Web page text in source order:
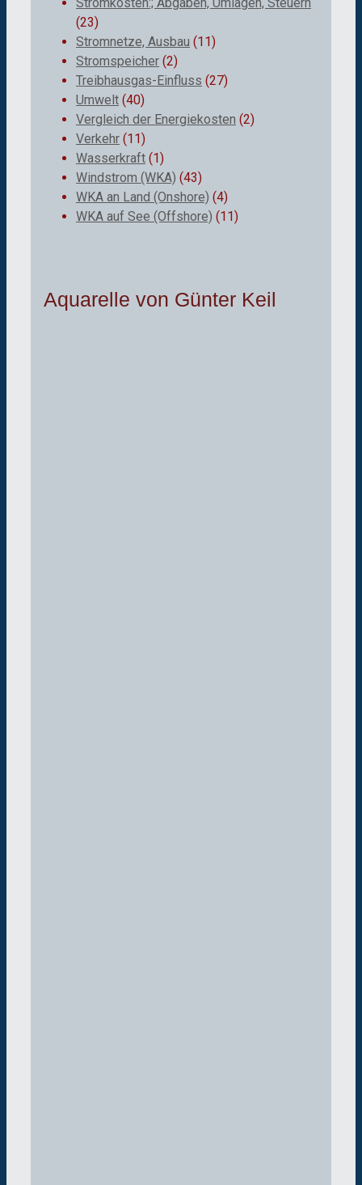
(23)
Stromnetze, Ausbau (11)
Stromspeicher (2)
Treibhausgas-Einfluss (27)
Umwelt (40)
Vergleich der Energiekosten (2)
Verkehr (11)
Wasserkraft (1)
Windstrom (WKA) (43)
WKA an Land (Onshore) (4)
WKA auf See (Offshore) (11)
Aquarelle von Günter Keil